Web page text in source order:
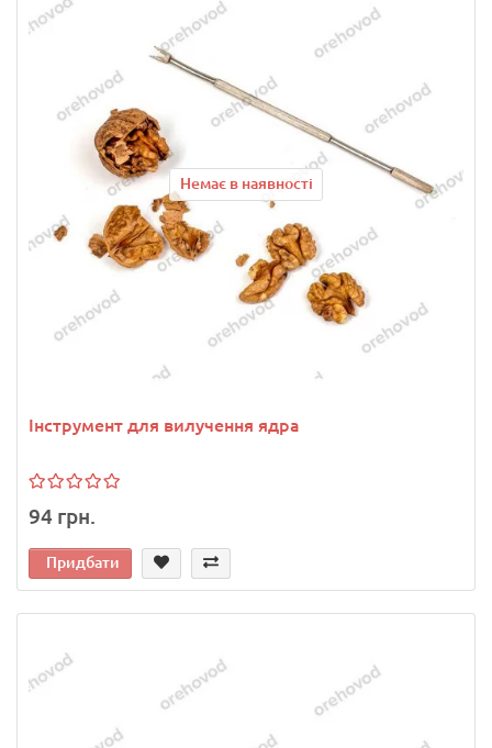
Немає в наявності
Інструмент для вилучення ядра
94 грн.
Придбати